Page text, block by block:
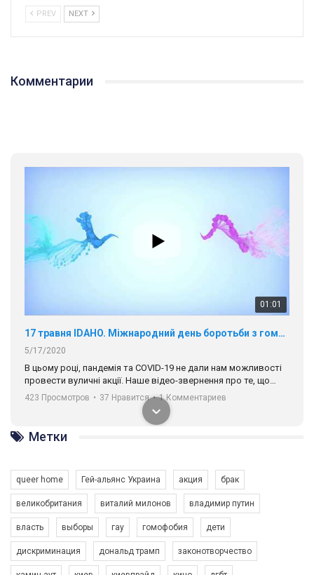
PREV NEXT
Комментарии
01:01
17 травня IDAHO. Міжнародний день боротьби з гомофобією трансфобією і біфобія.
5/17/2020
В цьому році, пандемія та COVІD-19 не дали нам можливості
провести вуличні акції. Наше відео-звернення про те, що
навіть коли ми у різних містах та не можемо зустрінеться, ми
разом. Ми закликаємо всіх хто поділяє цінності рівності та
солідарності, приєднатися до нас. Регіональні підрозділи
ГАУ є в 16 областях України.
Разом наш голос лунає гучніше!
423 Просмотров • 37 Нравится • 1 Комментариев
Метки
queer home Гей-альянс Украина акция брак
великобритания виталий милонов владимир путин
власть выборы гау гомофобия дети
дискриминация дональд трамп законотворчество